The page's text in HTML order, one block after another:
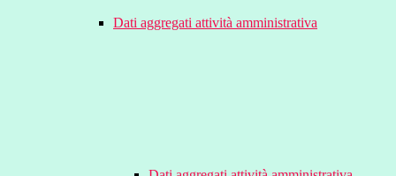
Dati aggregati attività amministrativa